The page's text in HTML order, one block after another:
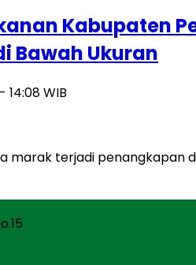
Kabupaten
Bawah Ukuran
14:08 WIB
marak terjadi penangkapan